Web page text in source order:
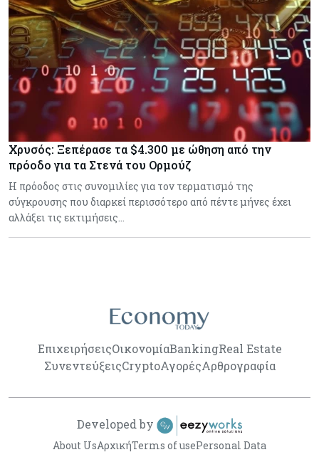
Χρυσός: Ξεπέρασε τα $4.300 με ώθηση από την
πρόοδο για τα Στενά του Ορμούζ
Η πρόοδος στις συνομιλίες για τον τερματισμό της
σύγκρουσης που διαρκεί περισσότερο από πέντε μήνες έχει
αλλάξει τις εκτιμήσεις…
ΕπιχειρήσειςΟικονομίαBankingReal Estate
ΣυνεντεύξειςCryptoΑγορέςΑρθρογραφία
About UsΑρχικήTerms of usePersonal Data
Developed by